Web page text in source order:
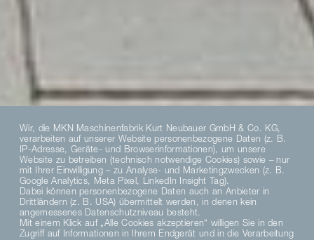
Wir, die MKN Maschinenfabrik Kurt Neubauer GmbH & Co. KG,
verarbeiten auf unserer Website personenbezogene Daten (z. B.
IP-Adresse, Geräte- und Browserinformationen), um unsere
Website zu betreiben (technisch notwendige Cookies) sowie – nur
mit Ihrer Einwilligung – zu Analyse- und Marketingzwecken (z. B.
Google Analytics, Meta Pixel, LinkedIn Insight Tag).
Dabei können personenbezogene Daten auch an Anbieter in
Drittländern (z. B. USA) übermittelt werden, in denen kein
angemessenes Datenschutzniveau besteht.
Mit einem Klick auf „Alle Cookies akzeptieren“ willigen Sie in den
Zugriff auf Informationen in Ihrem Endgerät und in die Verarbeitung